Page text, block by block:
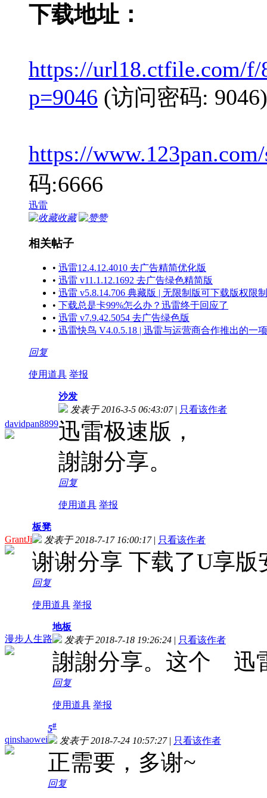
下载地址：
https://url18.ctfile.com/f/
p=9046 (访问密码: 9046)
https://
码:6666
迅雷
收藏
赞
相关帖子
• 迅雷12.4.12.4010 去广告精简优化版
• 迅雷 v11.1.12.1692 去广告绿色精简版
• 迅雷 v5.8.14.706 典藏版 | 无限制版可下载版权限
• 下载总是卡99%怎么办？迅雷终于回应了
• 迅雷 v7.9.42.5054 去广告绿色版
• 迅雷快鸟 V4.0.5.18 | 迅雷与运营商合作推出的一
回复
使用道具 举报
davidpan8899
沙发
发表于 2016-3-5 06:43:07 | 只看该作者
迅雷极速版，
謝謝分享。
回复
使用道具 举报
GrantJi
板凳
发表于 2018-7-17 16:00:17 | 只看该作者
谢谢分享 下载了U享
回复
使用道具 举报
漫步人生路
地板
发表于 2018-7-18 19:26:24 | 只看该作者
謝謝分享。这个 迅
回复
使用道具 举报
qinshaowei
5#
发表于 2018-7-24 10:57:27 | 只看该作者
正需要，多谢~
回复